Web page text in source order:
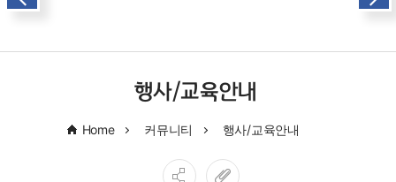
행사/교육안내
Home 커뮤니티 행사/교육안내